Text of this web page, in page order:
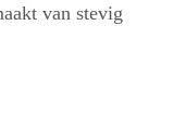
van stevig